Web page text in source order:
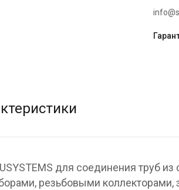
для соединения труб
резьбовыми коллекторами,